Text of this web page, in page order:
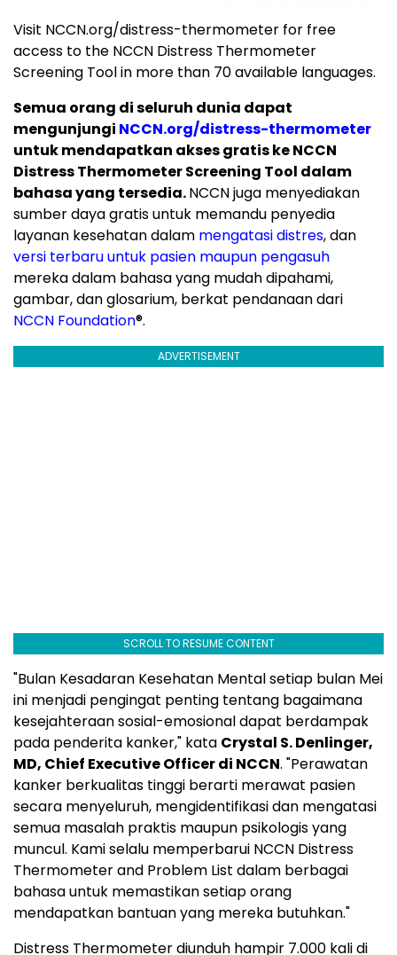
Visit NCCN.org/distress-thermometer for free
access to the NCCN Distress Thermometer
Screening Tool in more than 70 available languages.
Semua orang di seluruh dunia dapat
mengunjungi NCCN.org/distress-thermometer
untuk mendapatkan akses gratis ke NCCN
Distress Thermometer Screening Tool dalam
bahasa yang tersedia.NCCN juga menyediakan
sumber daya gratis untuk memandu penyedia
layanan kesehatan dalam mengatasi distres, dan
versi terbaru untuk pasien maupun pengasuh
mereka dalam bahasa yang mudah dipahami,
gambar, dan glosarium, berkat pendanaan dari
NCCN Foundation®.
ADVERTISEMENT
SCROLL TO RESUME CONTENT
"Bulan Kesadaran Kesehatan Mental setiap bulan Mei
ini menjadi pengingat penting tentang bagaimana
kesejahteraan sosial-emosional dapat berdampak
pada penderita kanker," kata Crystal S. Denlinger,
MD, Chief Executive Officer di NCCN. "Perawatan
kanker berkualitas tinggi berarti merawat pasien
secara menyeluruh, mengidentifikasi dan mengatasi
semua masalah praktis maupun psikologis yang
muncul. Kami selalu memperbarui NCCN Distress
Thermometer and Problem List dalam berbagai
bahasa untuk memastikan setiap orang
mendapatkan bantuan yang mereka butuhkan."
Distress Thermometer diunduh hampir 7.000 kali di